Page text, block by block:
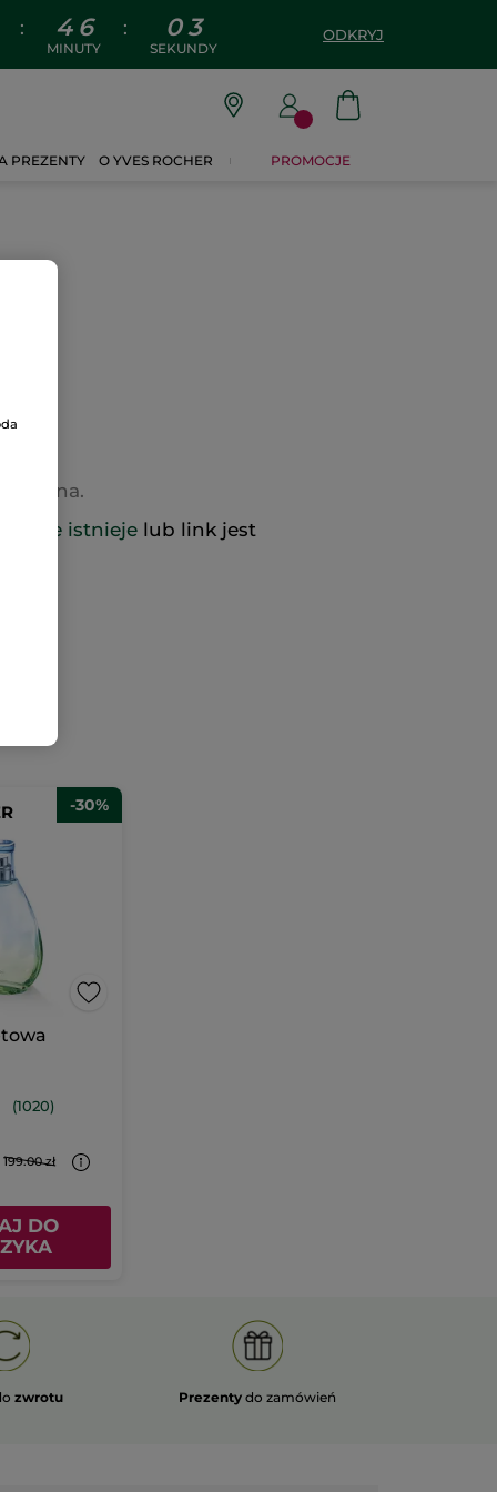
: 4 6
MINUTY
: 03
SEKUNDY
ODKRYJ
PREZENTY O YVES ROCHER PROMOCJE
nie istniejelub link jest
-30%
(1020)
199.00 zł
DO
zwrotu Prezenty do zamówień